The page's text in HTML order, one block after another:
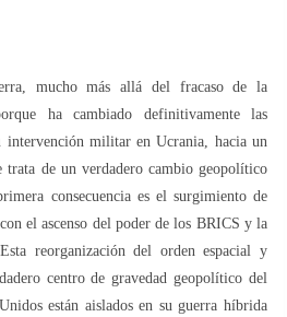
mucho más allá del fracaso de la
ha cambiado definitivamente las
intervención militar en Ucrania, hacia un
trata de un verdadero cambio geopolítico
consecuencia es el surgimiento de
el ascenso del poder de los BRICS y la
reorganización del orden espacial y
centro de gravedad geopolítico del
están aislados en su guerra híbrida